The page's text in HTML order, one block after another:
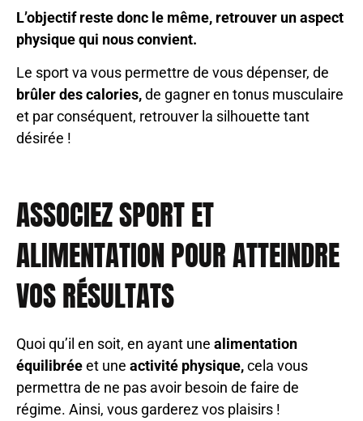
L’objectif reste donc le même, retrouver un aspect
physique qui nous convient.
Le sport va vous permettre de vous dépenser, de
brûler des calories,de gagner en tonus musculaire
et par conséquent, retrouver la silhouette tant
désirée !
ASSOCIEZ SPORT ET
ALIMENTATION POUR ATTEINDRE
VOS RÉSULTATS
Quoi qu’il en soit, en ayant une alimentation
équilibréeet une activité physique,cela vous
permettra de ne pas avoir besoin de faire de
régime. Ainsi, vous garderez vos plaisirs !